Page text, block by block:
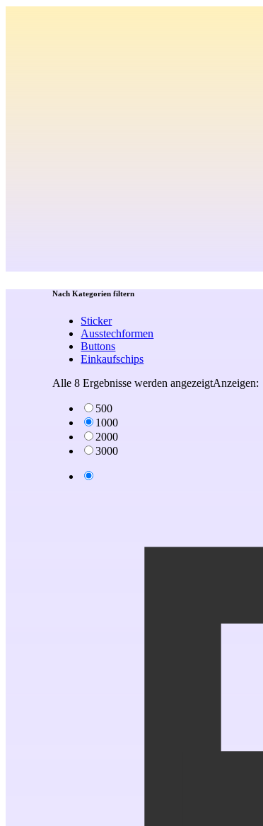
Nach Kategorien filtern
Sticker
Ausstechformen
Buttons
Einkaufschips
Alle 8 Ergebnisse werden angezeigtNach
Anzeigen:
500
1000
2000
3000